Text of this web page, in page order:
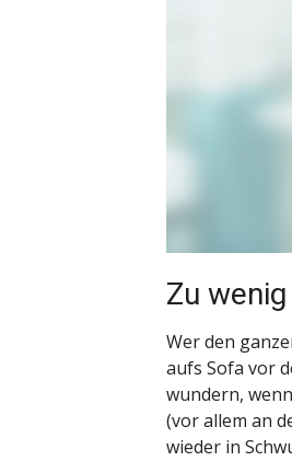
Zu
Wer den
aufs Sofa vor
wundern,
(vor allem an
wieder in